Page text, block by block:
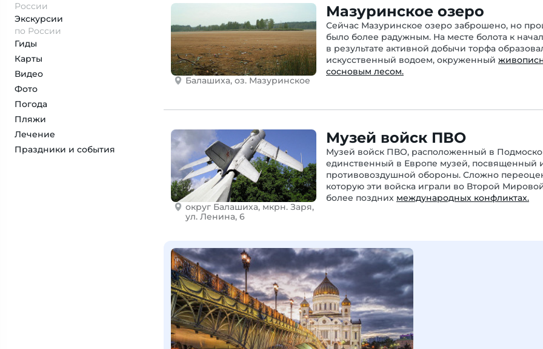
России
Экскурсии
по России
Гиды
Карты
Видео
Фото
Погода
Пляжи
Лечение
Праздники и события
Балашиха, оз. Мазуринское
Мазуринское озеро
Сейчас Мазуринское озеро заброшено, но
было более радужным. На месте болота к
в результате активной добычи торфа
искусственный водоем, окруженный
сосновым лесом.
округ Балашиха, мкрн. Заря,
ул. Ленина, 6
Музей войск ПВО
Музей войск ПВО, расположенный в
единственный в Европе музей, посвященный
противовоздушной обороны. Сложно
которую эти войска играли во Второй
более поздних международных конфликтах.